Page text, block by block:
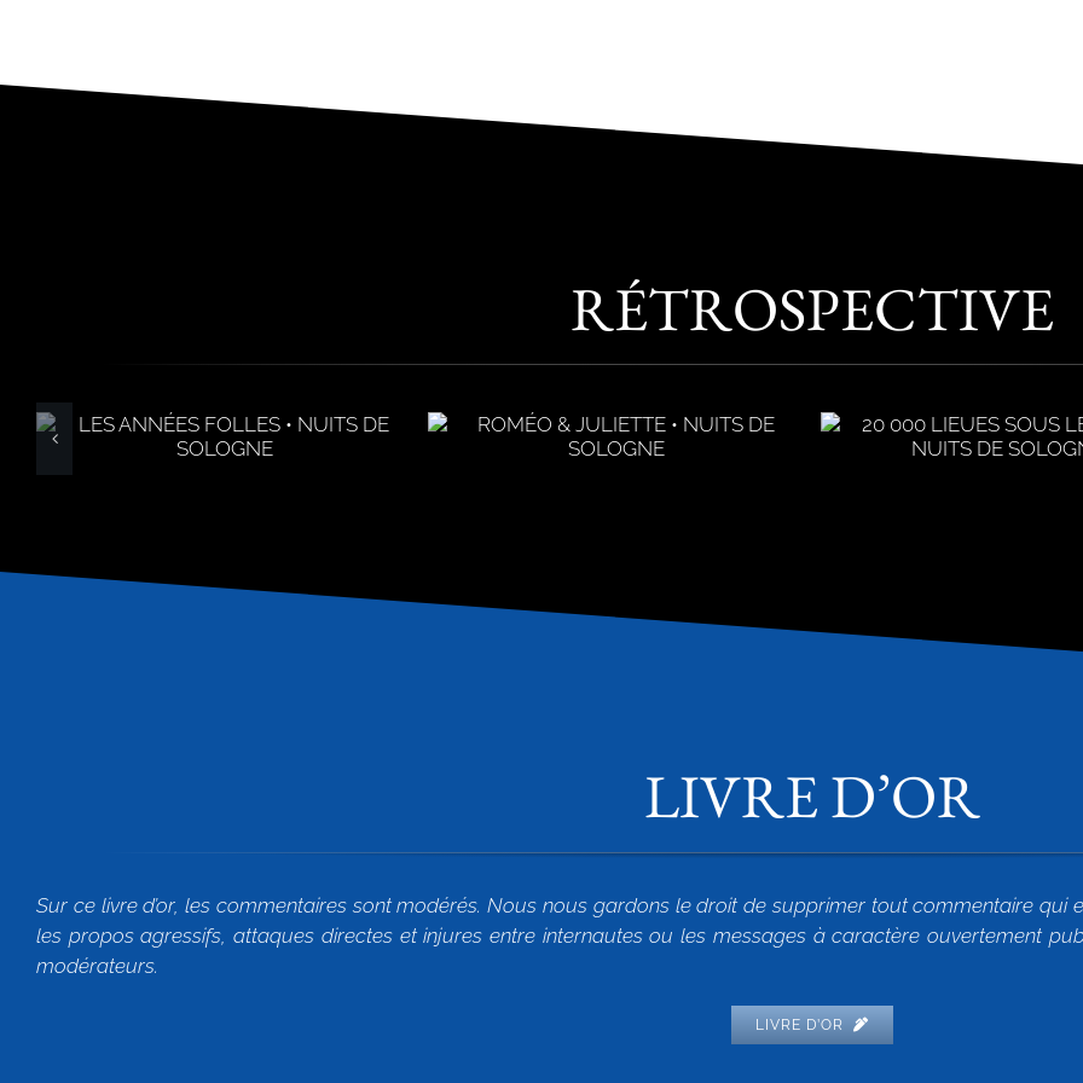
RÉTROSPECTIVE
ROMÉO & JULIETTE 20 000 LIEUES SOUS LES MERS
L’île au
LIVRE D’OR
Sur ce livre d’or, les commentaires sont modérés. Nous nous gardons le droit de supprimer tout commentaire
les propos agressifs, attaques directes et injures entre internautes ou les messages à caractère ouvertement
modérateurs.
LIVRE D’OR